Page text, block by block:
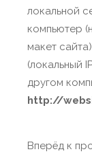
локальной
компьютер
макет
(локальный
другом
http://
Вперёд к